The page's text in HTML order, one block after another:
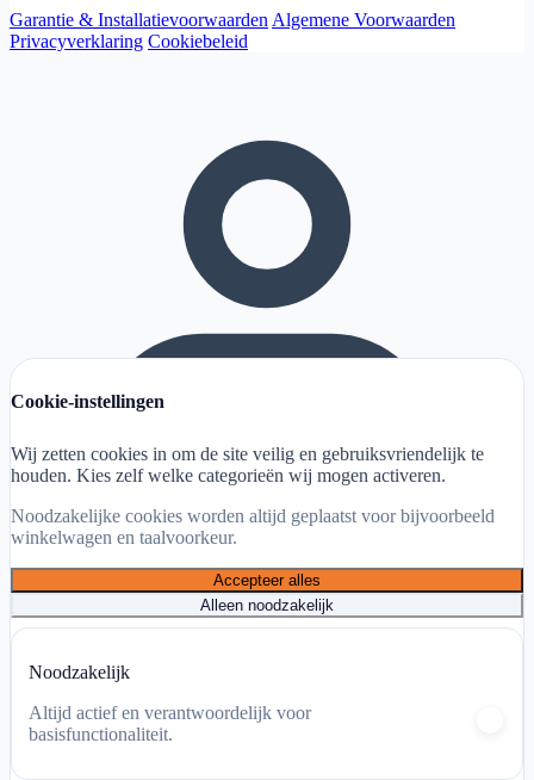
Garantie & Installatievoorwaarden Algemene Voorwaarden
Privacyverklaring Cookiebeleid
Cookie-instellingen
Wij zetten cookies in om de site veilig en gebruiksvriendelijk te
houden. Kies zelf welke categorieën wij mogen activeren.
Noodzakelijke cookies worden altijd geplaatst voor bijvoorbeeld
winkelwagen en taalvoorkeur.
Accepteer alles
Alleen noodzakelijk
Noodzakelijk
Altijd actief en verantwoordelijk voor
basisfunctionaliteit.
Mijn account
Winkelwagen